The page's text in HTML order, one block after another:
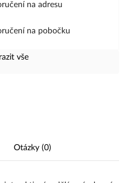
na adresu
na pobočku
adresu
pobočku
vše
Otázky (0)